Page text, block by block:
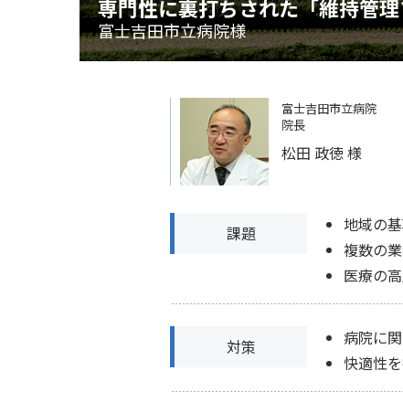
専門性に裏打ちされた「維持管
富士吉田市立病院様
富士吉田市立病院
院長
松田 政徳 様
課題
地域の
複数の
医療の
対策
病院に
快適性